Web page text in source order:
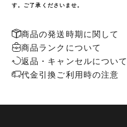
す。ご了承くださいませ。
商品の発送時期に関して
商品ランクについて
返品・キャンセルについて
代金引換ご利用時の注意